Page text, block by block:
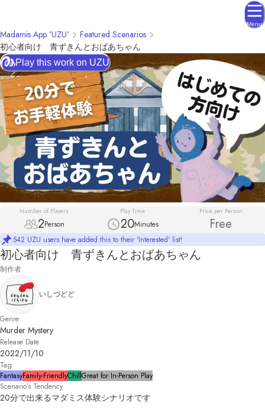
Menu
Madamis App 'UZU'
Featured Scenarios
初心者向け 青ずきんとおばあちゃん
Number of Players
2Person
Play Time
20Minutes
Price per Person
Free
542 UZU users have added this to their 'Interested' list!
Play this work on UZU
初心者向け 青ずきんとおばあちゃん
制作者
いしづどど
Genre
Murder Mystery
Release Date
2022/11/10
Tag
FantasyFamily-FriendlyChillGreat for In-Person Play
Scenario’s Tendency
20分で出来るマダミス体験シナリオです